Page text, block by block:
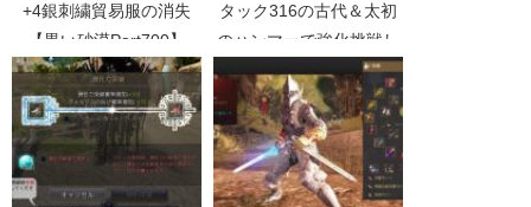
+4銀刺繍貿易服の消失
【黒い砂漠Part700】
タック316の古代＆太初
のハンマーで強化挑戦し
てきた【黒い砂漠
Part5161】